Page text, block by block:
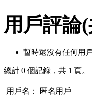
用戶評論
暫時還沒有任何用
總計 0 個記錄，共 1 頁。
用戶名：
匿名用戶